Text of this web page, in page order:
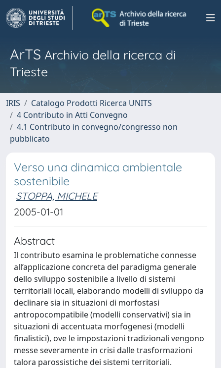
ArTS Archivio della ricerca di
Trieste
IRIS
Catalogo Prodotti Ricerca UNITS
4 Contributo in Atti Convegno
4.1 Contributo in convegno/congresso non
pubblicato
Verso una dinamica ambientale
sostenibile
STOPPA, MICHELE
2005-01-01
Abstract
Il contributo esamina le problematiche connesse
all’applicazione concreta del paradigma generale
dello sviluppo sostenibile a livello di sistemi
territoriali locali, elaborando modelli di sviluppo da
declinare sia in situazioni di morfostasi
antropocompatibile (modelli conservativi) sia in
situazioni di accentuata morfogenesi (modelli
finalistici), ove le impostazioni tradizionali vengono
messe severamente in crisi dalle trasformazioni
talora parossistiche dei sistemi territoriali.